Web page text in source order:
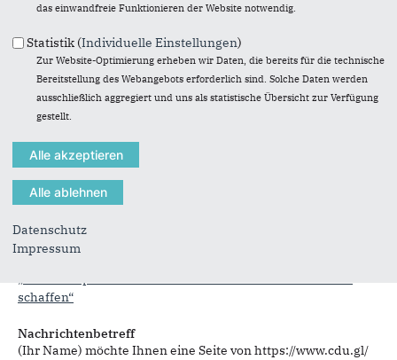
Eigener Name
Senden an*
Sie können mehrere Empfänger mit Komma getrennt eingeben.
schaffen“
Nachrichtenbetreff
(Ihr Name) möchte Ihnen eine Seite von https://www.cdu.gl/
das einwandfreie Funktionieren der Website notwendig.
Statistik (Individuelle Einstellungen)
Zur Website-Optimierung erheben wir Daten, die bereits für die technische
Bereitstellung des Webangebots erforderlich sind. Solche Daten werden
ausschließlich aggregiert und uns als statistische Übersicht zur Verfügung
gestellt.
Datenschutz
Impressum